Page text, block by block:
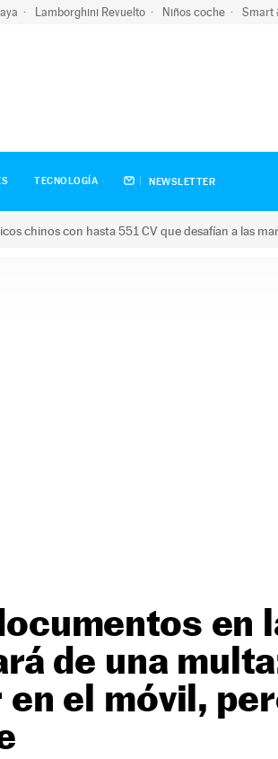
Lamborghini Revuelto Niños coche Smart
TECNOLOGÍA NEWSLETTER
chinos con hasta 551 CV que desafían a las
en
de una
el móvil,